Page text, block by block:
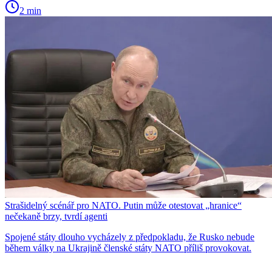
2 min
Strašidelný scénář pro NATO. Putin může otestovat „hranice“
nečekaně brzy, tvrdí agenti
Spojené státy dlouho vycházely z předpokladu, že Rusko nebude
během války na Ukrajině členské státy NATO příliš provokovat.